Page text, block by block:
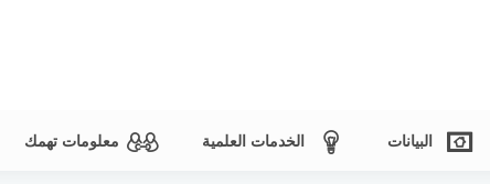
البيانات الخدمات العلمية معلومات تهمك